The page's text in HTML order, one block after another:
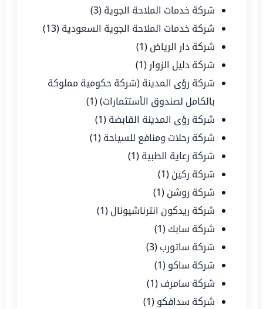
شركة خدمات الملاحة الجوية (3)
شركة خدمات الملاحة الجوية السعودية (13)
شركة دار الرياض (1)
شركة دليل الزوار (1)
شركة رؤى المدينة (شركة حكومية مملوكة
بالكامل لصندوق الأستثمارات)(1)
شركة رؤى المدينة القابضة (1)
شركة رحلات ومنافع للسياحة (1)
شركة رعاية الطبية (1)
شركة ركين (1)
شركة روشن (1)
شركة ريدكون انترناشيونال (1)
شركة سابك (1)
شركة ساتورب (3)
شركة ساكو (1)
شركة سامرف (1)
شركة سدافكو (1)